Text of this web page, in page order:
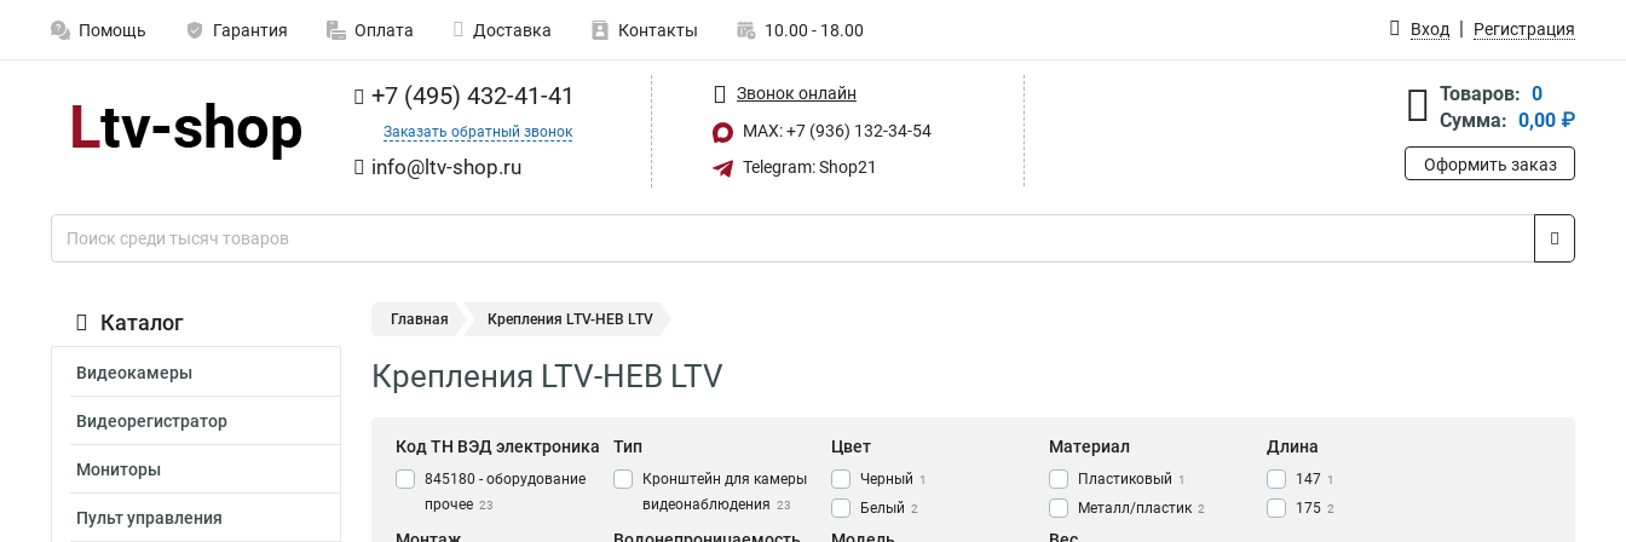
Помощь Гарантия Оплата Доставка Контакты 10.00 - 18.00 Вход Регистрация
+7 (495) 432-41-41
Заказать обратный звонок
info@ltv-shop.ru
Звонок онлайн
MAX: +7 (936) 132-34-54
Telegram: Shop21
Товаров: 0
Сумма: 0,00 ₽
Оформить заказ
Каталог
Видеокамеры
Видеорегистратор
Мониторы
Пульт управления
Главная Крепления LTV-HEB LTV
Крепления LTV-HEB LTV
Код ТН ВЭД электроника
845180 - оборудование
прочее 23
Тип
Кронштейн для камеры
видеонаблюдения 23
Цвет
Черный 1
Белый 2
Материал
Пластиковый 1
Металл/пластик 2
Длина
147 1
175 2